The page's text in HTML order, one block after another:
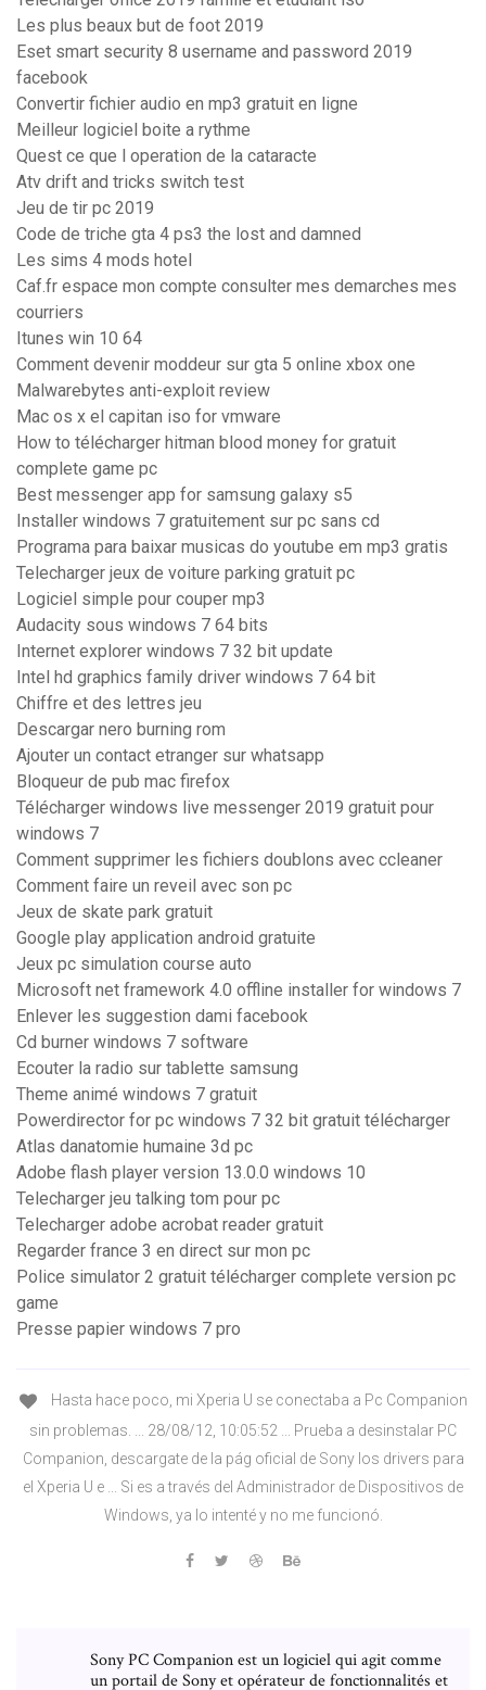
Les plus beaux but de foot 2019
Eset smart security 8 username and password 2019
facebook
Convertir fichier audio en mp3 gratuit en ligne
Meilleur logiciel boite a rythme
Quest ce que l operation de la cataracte
Atv drift and tricks switch test
Jeu de tir pc 2019
Code de triche gta 4 ps3 the lost and damned
Les sims 4 mods hotel
Caf.fr espace mon compte consulter mes demarches mes
courriers
Itunes win 10 64
Comment devenir moddeur sur gta 5 online xbox one
Malwarebytes anti-exploit review
Mac os x el capitan iso for vmware
How to télécharger hitman blood money for gratuit
complete game pc
Best messenger app for samsung galaxy s5
Installer windows 7 gratuitement sur pc sans cd
Programa para baixar musicas do youtube em mp3 gratis
Telecharger jeux de voiture parking gratuit pc
Logiciel simple pour couper mp3
Audacity sous windows 7 64 bits
Internet explorer windows 7 32 bit update
Intel hd graphics family driver windows 7 64 bit
Chiffre et des lettres jeu
Descargar nero burning rom
Ajouter un contact etranger sur whatsapp
Bloqueur de pub mac firefox
Télécharger windows live messenger 2019 gratuit pour
windows 7
Comment supprimer les fichiers doublons avec ccleaner
Comment faire un reveil avec son pc
Jeux de skate park gratuit
Google play application android gratuite
Jeux pc simulation course auto
Microsoft net framework 4.0 offline installer for windows 7
Enlever les suggestion dami facebook
Cd burner windows 7 software
Ecouter la radio sur tablette samsung
Theme animé windows 7 gratuit
Powerdirector for pc windows 7 32 bit gratuit télécharger
Atlas danatomie humaine 3d pc
Adobe flash player version 13.0.0 windows 10
Telecharger jeu talking tom pour pc
Telecharger adobe acrobat reader gratuit
Regarder france 3 en direct sur mon pc
Police simulator 2 gratuit télécharger complete version pc
game
Presse papier windows 7 pro
Hasta hace poco, mi Xperia U se conectaba a Pc Companion
sin problemas. ... 28/08/12, 10:05:52 ... Prueba a desinstalar PC
Companion, descargate de la pág oficial de Sony los drivers para
el Xperia U e ... Si es a través del Administrador de Dispositivos de
Windows, ya lo intenté y no me funcionó.
Sony PC Companion est un logiciel qui agit comme
un portail de Sony et opérateur de fonctionnalités et